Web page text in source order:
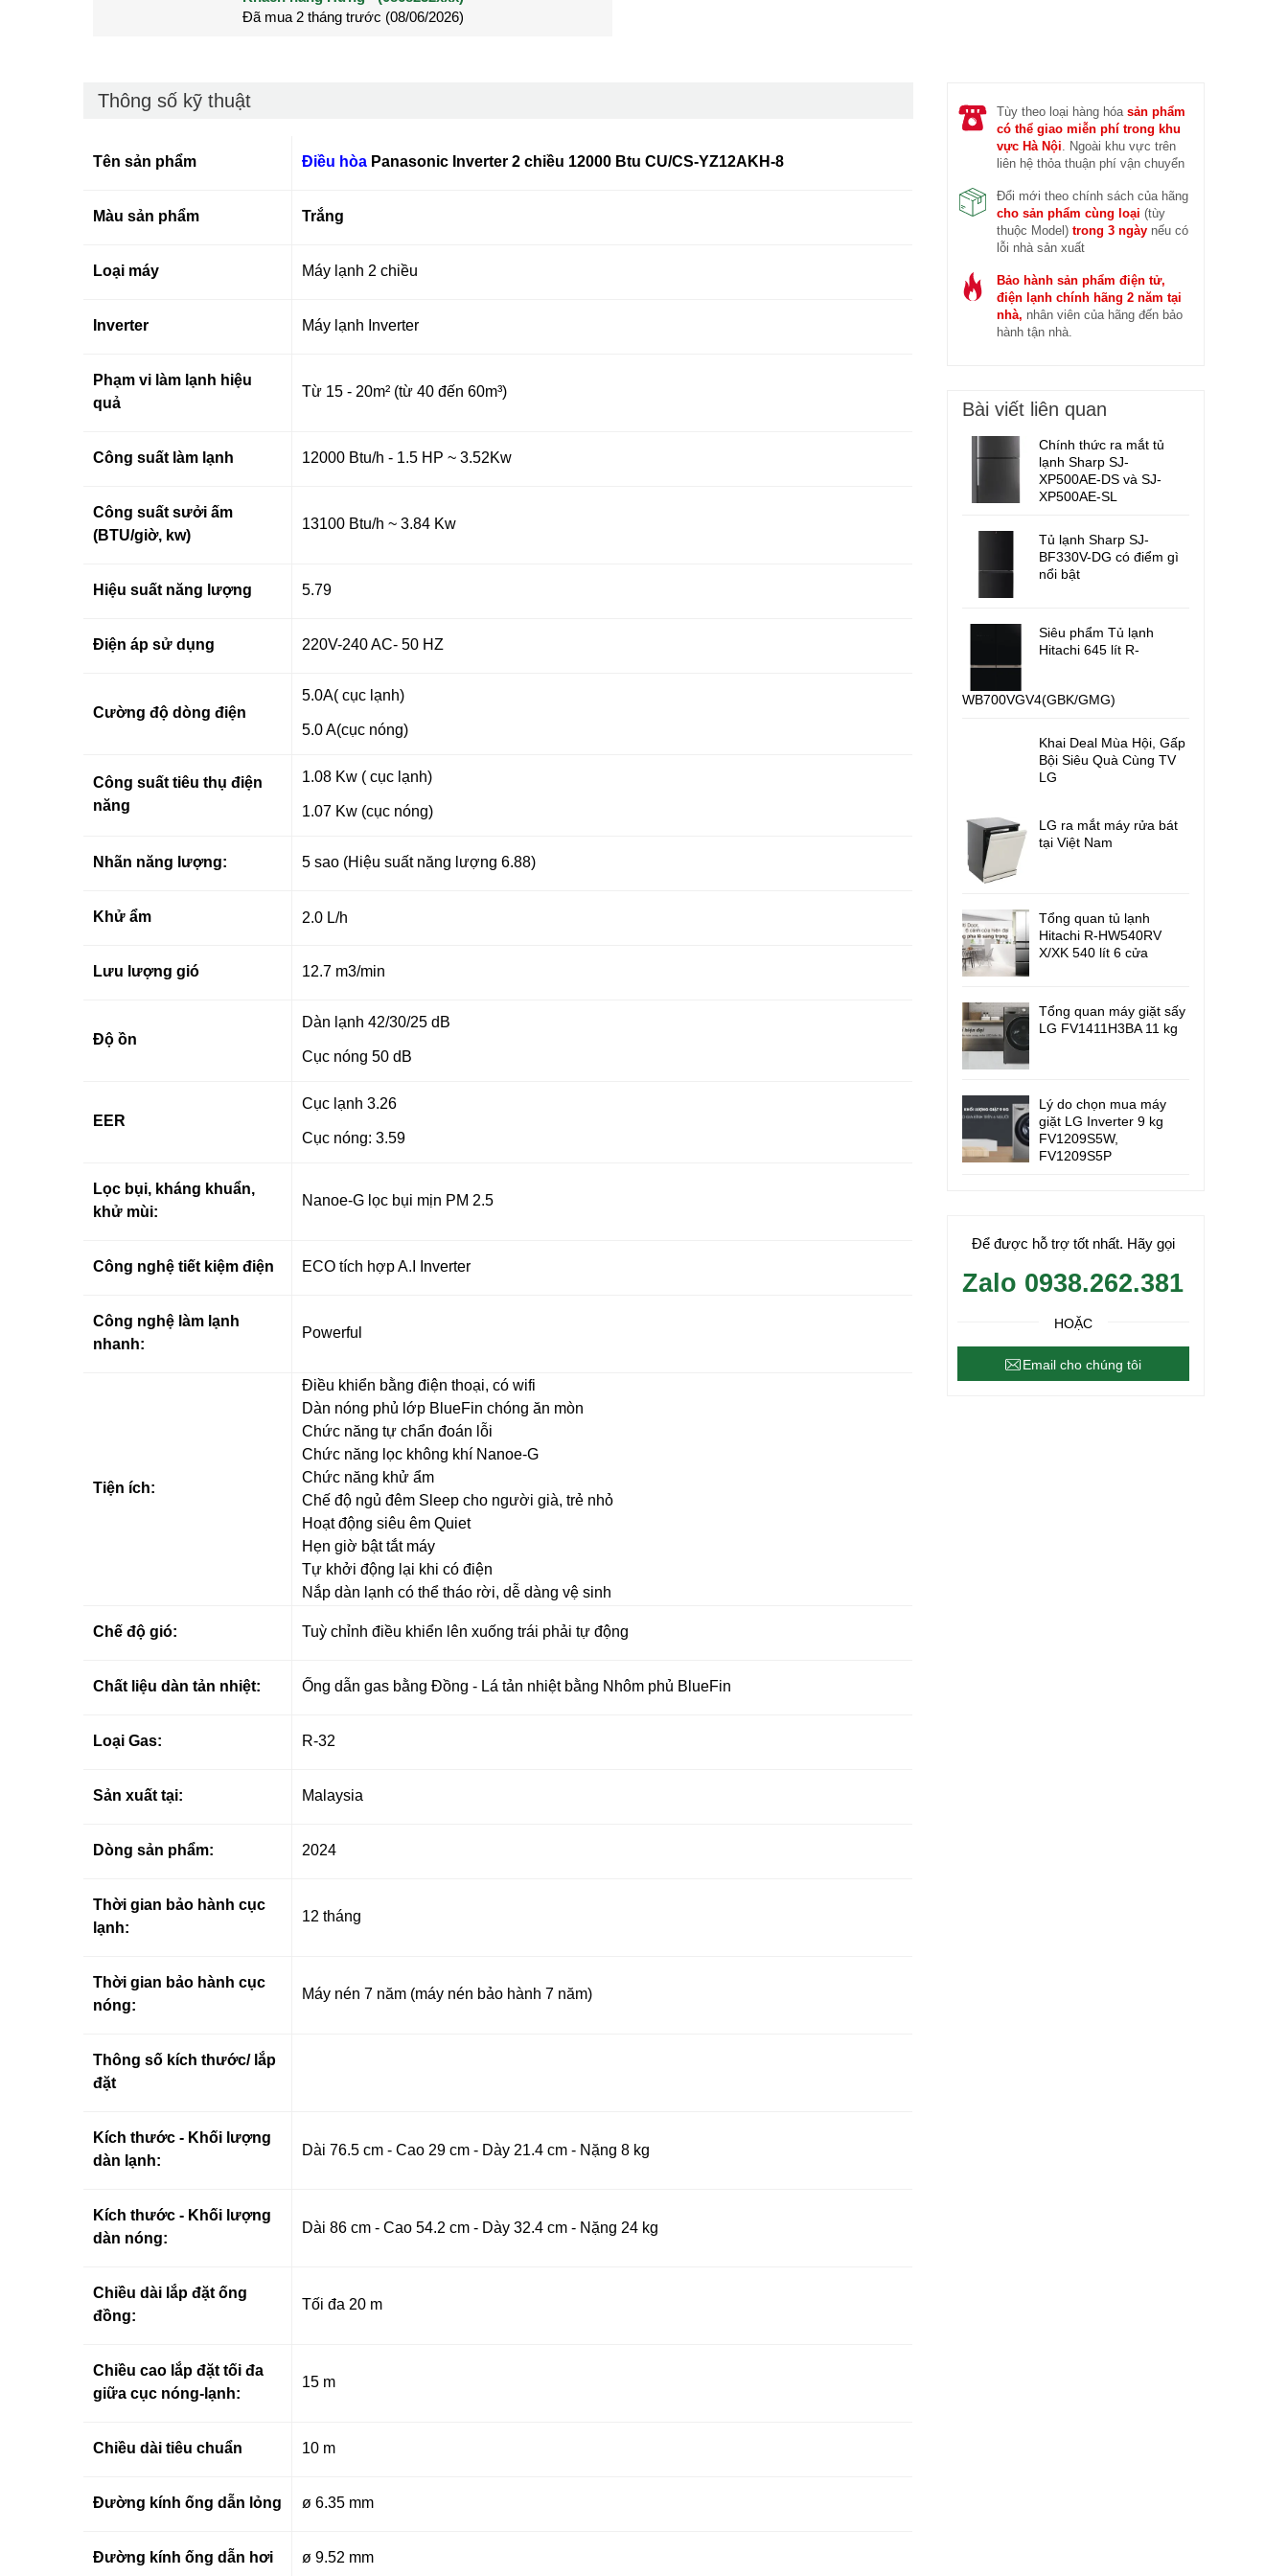
Đã mua 2 tháng trước (28/05/2026)
Đã mua 3 tháng trước (27/04/2026)
Thông số kỹ thuật
Tên sản phẩm Điều hòa Panasonic Inverter 2 chiều 12000 Btu CU/CS-YZ12AKH-8
Màu sản phẩm Trắng
Loại máy Máy lạnh 2 chiều
Inverter Máy lạnh Inverter
Phạm vi làm lạnh hiệu
quả
Từ 15 - 20m² (từ 40 đến 60m³)
Công suất làm lạnh 12000 Btu/h - 1.5 HP ~ 3.52Kw
Công suất sưởi ấm
(BTU/giờ, kw)
13100 Btu/h ~ 3.84 Kw
Hiệu suất năng lượng 5.79
Điện áp sử dụng 220V-240 AC- 50 HZ
Cường độ dòng điện
5.0A( cục lạnh)
5.0 A(cục nóng)
Công suất tiêu thụ điện
năng
1.08 Kw ( cục lạnh)
1.07 Kw (cục nóng)
Nhãn năng lượng: 5 sao (Hiệu suất năng lượng 6.88)
Khử ẩm 2.0 L/h
Lưu lượng gió 12.7 m3/min
Độ ồn
Dàn lạnh 42/30/25 dB
Cục nóng 50 dB
EER
Cục lạnh 3.26
Cục nóng: 3.59
Lọc bụi, kháng khuẩn,
khử mùi:
Nanoe-G lọc bụi mịn PM 2.5
Công nghệ tiết kiệm điện ECO tích hợp A.I Inverter
Công nghệ làm lạnh
nhanh:
Powerful
Tiện ích:
Điều khiển bằng điện thoại, có wifi
Dàn nóng phủ lớp BlueFin chóng ăn mòn
Chức năng tự chẩn đoán lỗi
Chức năng lọc không khí Nanoe-G
Chức năng khử ẩm
Chế độ ngủ đêm Sleep cho người già, trẻ nhỏ
Hoạt động siêu êm Quiet
Hẹn giờ bật tắt máy
Tự khởi động lại khi có điện
Nắp dàn lạnh có thể tháo rời, dễ dàng vệ sinh
Chế độ gió: Tuỳ chỉnh điều khiển lên xuống trái phải tự động
Chất liệu dàn tản nhiệt: Ống dẫn gas bằng Đồng - Lá tản nhiệt bằng Nhôm phủ BlueFin
Loại Gas: R-32
Sản xuất tại: Malaysia
Dòng sản phẩm: 2024
Thời gian bảo hành cục
lạnh:
12 tháng
Thời gian bảo hành cục
nóng:
Máy nén 7 năm (máy nén bảo hành 7 năm)
Thông số kích thước/ lắp
đặt
Kích thước - Khối lượng
dàn lạnh:
Dài 76.5 cm - Cao 29 cm - Dày 21.4 cm - Nặng 8 kg
Kích thước - Khối lượng
dàn nóng:
Dài 86 cm - Cao 54.2 cm - Dày 32.4 cm - Nặng 24 kg
Chiều dài lắp đặt ống
đồng:
Tối đa 20 m
Chiều cao lắp đặt tối đa
giữa cục nóng-lạnh:
15 m
Chiều dài tiêu chuẩn 10 m
Đường kính ống dẫn lỏng ø 6.35 mm
Đường kính ống dẫn hơi ø 9.52 mm
Tùy theo loại hàng hóa sản phẩm
có thể giao miễn phí trong khu
vực Hà Nội . Ngoài khu vực trên
liên hệ thỏa thuận phí vận chuyển
Đổi mới theo chính sách của hãng
cho sản phẩm cùng loại (tùy
thuộc Model) trong 3 ngàynếu có
lỗi nhà sản xuất
Bảo hành sản phẩm điện tử,
điện lạnh chính hãng 2 năm tại
nhà, nhân viên của hãng đến bảo
hành tận nhà.
Bài viết liên quan
Chính thức ra mắt tủ
lạnh Sharp SJ-
XP500AE-DS và SJ-
XP500AE-SL
Tủ lạnh Sharp SJ-
BF330V-DG có điểm gì
nổi bật
Siêu phẩm Tủ lạnh
Hitachi 645 lít R-
WB700VGV4(GBK/GMG)
Khai Deal Mùa Hội, Gấp
Bội Siêu Quà Cùng TV
LG
LG ra mắt máy rửa bát
tại Việt Nam
Tổng quan tủ lạnh
Hitachi R-HW540RV
X/XK 540 lít 6 cửa
Tổng quan máy giặt sấy
LG FV1411H3BA 11 kg
Lý do chọn mua máy
giặt LG Inverter 9 kg
FV1209S5W,
FV1209S5P
Để được hỗ trợ tốt nhất. Hãy gọi
Zalo 0938.262.381
HOẶC
Email cho chúng tôi